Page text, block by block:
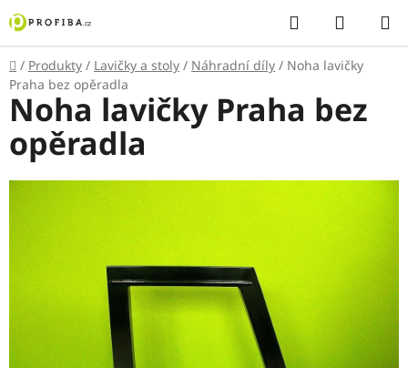
Přejít
na
obsah
Hledat
KOŠÍK
Domů
/ Produkty / Lavičky a stoly / Náhradní díly / Noha lavičky
Praha bez opěradla
Noha lavičky Praha bez
opěradla